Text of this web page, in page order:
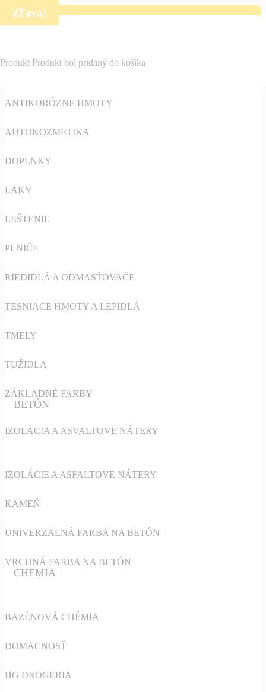
Produkt Produkt bol pridaný do košíka.
Kategórie
AUTO-MOTO
ANTIKORÓZNE HMOTY
AUTOKOZMETIKA
DOPLNKY
LAKY
LEŠTENIE
PLNIČE
RIEDIDLÁ A ODMASŤOVAČE
TESNIACE HMOTY A LEPIDLÁ
TMELY
TUŽIDLA
ZÁKLADNÉ FARBY
BETÓN
IZOLÁCIA A ASVALTOVE NÁTERY
IZOLÁCIE A ASFALTOVE NÁTERY
KAMEŇ
UNIVERZALNÁ FARBA NA BETÓN
VRCHNÁ FARBA NA BETÓN
CHEMIA
BAZÉNOVÁ CHÉMIA
DOMACNOSŤ
HG DROGERIA
Zľava!